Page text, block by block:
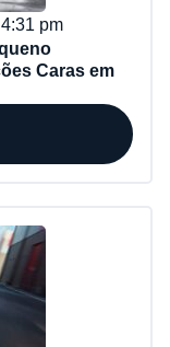
4:31 pm
Caras em